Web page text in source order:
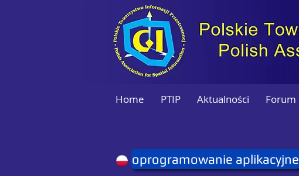
Home PTIP Aktualności Forum
oprogramowanie aplikacyjne